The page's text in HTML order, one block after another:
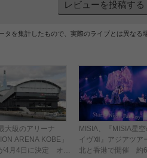
レビューを投稿する
を集計したもので、実際のライブとは異なる
大級のアリーナ
ARENA KOBE」
4月4日に決定 オー
MISIA、『MISIA星空
イヴⅫ』アジアツア
北と香港で開催 約6